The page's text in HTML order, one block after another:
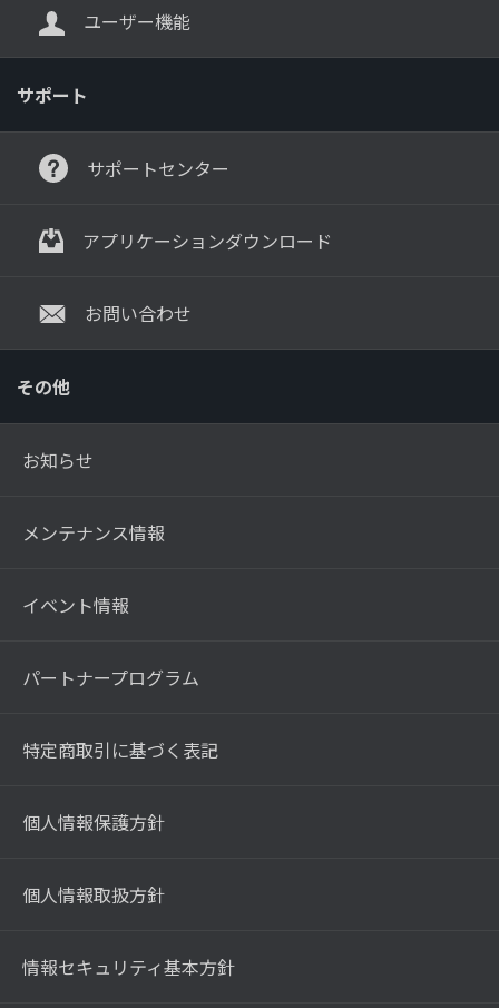
ユーザー機能
サポート
サポートセンター
アプリケーションダウンロード
お問い合わせ
その他
お知らせ
メンテナンス情報
イベント情報
パートナープログラム
特定商取引に基づく表記
個人情報保護方針
個人情報取扱方針
情報セキュリティ基本方針